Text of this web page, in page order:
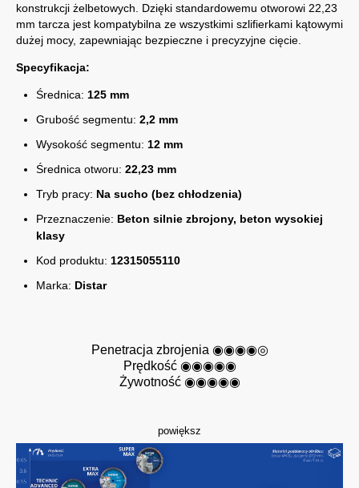
konstrukcji żelbetowych. Dzięki standardowemu otworowi 22,23
mm tarcza jest kompatybilna ze wszystkimi szlifierkami kątowymi
dużej mocy, zapewniając bezpieczne i precyzyjne cięcie.
Specyfikacja:
Średnica: 125 mm
Grubość segmentu: 2,2 mm
Wysokość segmentu: 12 mm
Średnica otworu: 22,23 mm
Tryb pracy: Na sucho (bez chłodzenia)
Przeznaczenie: Beton silnie zbrojony, beton wysokiej
klasy
Kod produktu: 12315055110
Marka: Distar
Penetracja zbrojenia ◉◉◉◉◎
Prędkość ◉◉◉◉◉
Żywotność ◉◉◉◉◉
powiększ